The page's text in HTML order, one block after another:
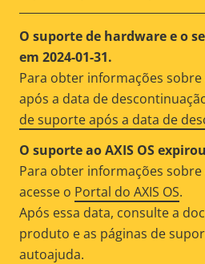
O suporte de hardware e o
em 2024-01-31.
Para obter informações
após a data de
de suporte após a data de
O suporte ao AXIS OS
Para obter informações sobre
acesse o Portal do AXIS OS.
Após essa data, consulte a
produto e as páginas de
autoajuda.